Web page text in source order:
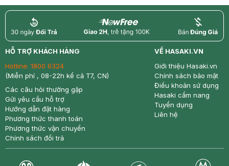
return nowfree price
HỖ TRỢ KHÁCH HÀNG
Hotline: 1800 6324
(Miễn phí , 08-22h kể cả T7, CN)
Các câu hỏi thường gặp
Gửi yêu cầu hỗ trợ
Hướng dẫn đặt hàng
Phương thức thanh toán
Phương thức vận chuyển
Chính sách đổi trả
VỀ HASAKI.VN
Giới thiệu Hasaki.vn
Chính sách bảo mật
Điều khoản sử dụng
Hasaki cẩm nang
Tuyển dụng
Liên hệ